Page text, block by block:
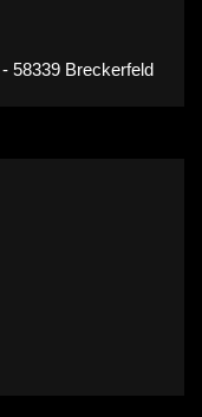
58339 Breckerfeld